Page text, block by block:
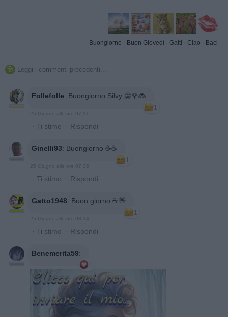
Buongiorno · Buon Giovedì · Gatti · Ciao · Baci
 Leggi i commenti precedenti...
Follefolle: Buongiorno Silvy 🤗🌹🐞
1
25 Giugno alle ore 07:31
· Ti stimo · Rispondi
Ginelli93: Buongiorno ☕️☕️
1
25 Giugno alle ore 07:36
· Ti stimo · Rispondi
Gatto1948: Buon giorno ☕👋
1
25 Giugno alle ore 08:34
· Ti stimo · Rispondi
Benemerita59:
1